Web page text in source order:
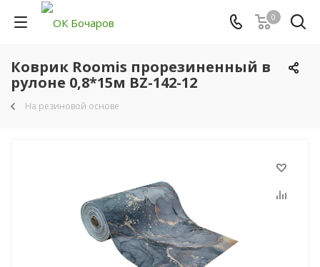
0
Коврик Roomis прорезиненный в
рулоне 0,8*15м BZ-142-12
На резиновой основе